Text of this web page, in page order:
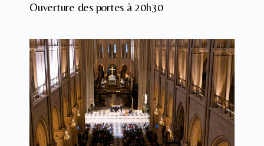
Ouverture des portes à 20h30